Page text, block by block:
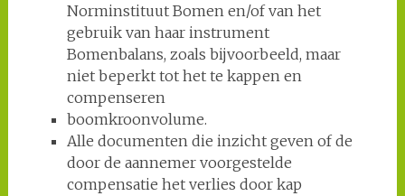
Norminstituut Bomen en/of van het
gebruik van haar instrument
Bomenbalans, zoals bijvoorbeeld, maar
niet beperkt tot het te kappen en
compenseren
boomkroonvolume.
Alle documenten die inzicht geven of de
door de aannemer voorgestelde
compensatie het verlies door kap